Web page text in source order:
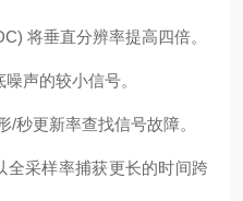
将垂直分辨率提高四倍。
噪声的较小信号。
/秒更新率查找信号故障。
全采样率捕获更长的时间跨